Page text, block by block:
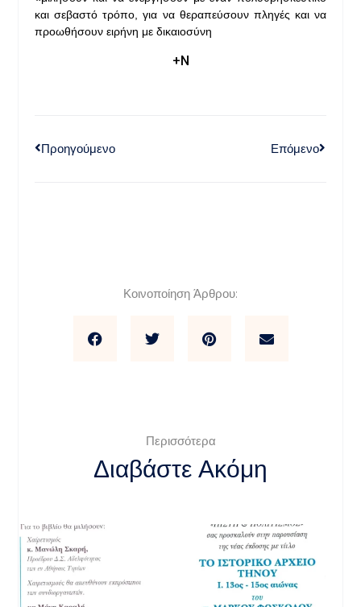
και σεβαστό τρόπο, για να θεραπεύσουν πληγές και να
προωθήσουν ειρήνη με δικαιοσύνη
+Ν
Προηγούμενο Επόμενο
Κοινοποίηση Άρθρου:
Περισσότερα
Διαβάστε Ακόμη